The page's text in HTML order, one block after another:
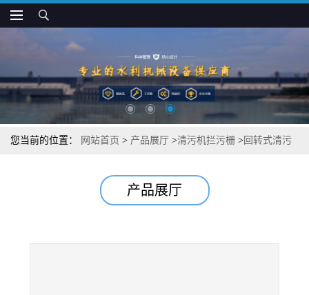
您当前的位置： 网站首页 > 产品展厅 >清污机拦污栅 > 回转式清污
产品展厅